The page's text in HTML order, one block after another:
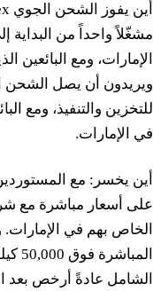
مشغّلاً واحداً من البداية
ويريدون أن يصل الشحن
للتخزين والتنفيذ، ومع
في الإمارات.
أين يخسر: مع
على أسعار مباشرة مع
الخاص بهم في الإمارات.
الشامل عادةً أرخص بعد